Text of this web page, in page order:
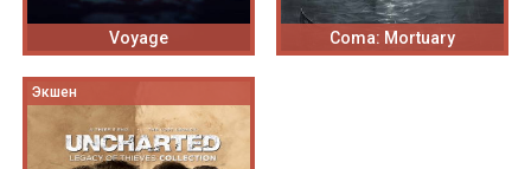
Voyage Coma: Mortuary
Экшен